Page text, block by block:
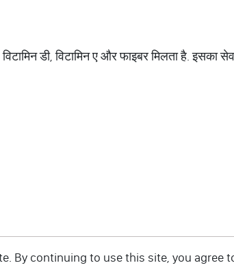
डी, विटामिन ए और फाइबर मिलता है. इसका
By continuing to use this site, you agree